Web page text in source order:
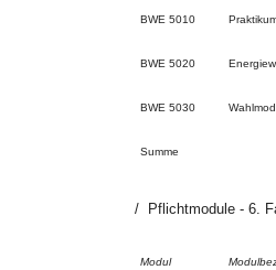
BWE 5010
BWE 5020
BWE 5030
Summe
Pflichtmodule - 6.
Modul